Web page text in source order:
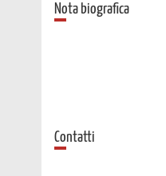
Nota biografica
Contatti